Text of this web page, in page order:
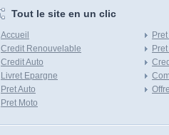
Tout le site en un clic
Accueil
Credit Renouvelable
Credit Auto
Livret Epargne
Pret Auto
Pret Moto